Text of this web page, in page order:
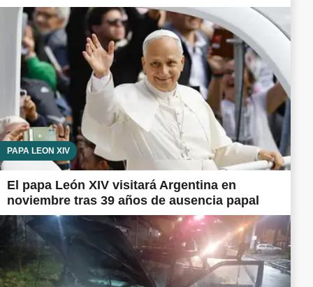
PAPA LEÓN XIV
El papa León XIV visitará Argentina en
noviembre tras 39 años de ausencia papal